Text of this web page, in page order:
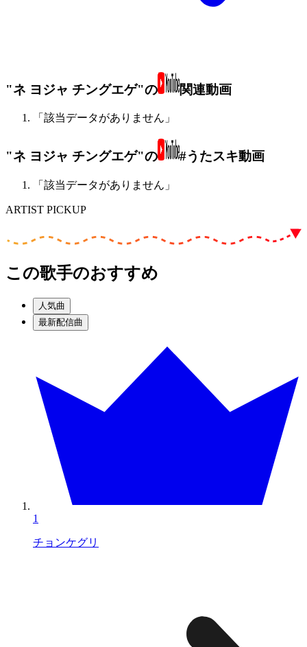
"ネ ヨジャ チングエゲ"の 関連動画
「該当データがありません」
"ネ ヨジャ チングエゲ"の #うたスキ動画
「該当データがありません」
ARTIST PICKUP
この歌手のおすすめ
人気曲
最新配信曲
1
チョンケグリ